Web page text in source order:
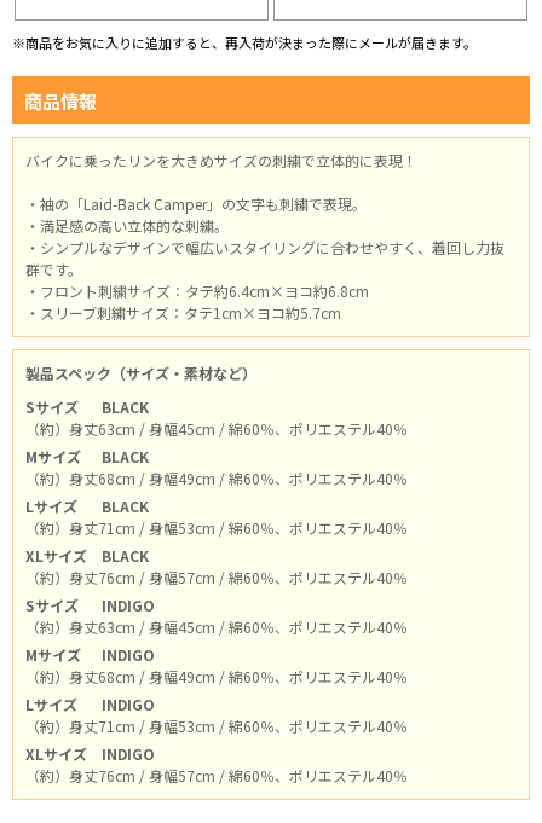
※商品をお気に入りに追加すると、再入荷が決まった際にメールが届きます。
商品情報
バイクに乗ったリンを大きめサイズの刺繍で立体的に表現！
・袖の「Laid-Back Camper」の文字も刺繍で表現。
・満足感の高い立体的な刺繍。
・シンプルなデザインで幅広いスタイリングに合わせやすく、着回し力抜
群です。
・フロント刺繍サイズ：タテ約6.4cm×ヨコ約6.8cm
・スリーブ刺繍サイズ：タテ1cm×ヨコ約5.7cm
製品スペック（サイズ・素材など）
Sサイズ
BLACK
（約）身丈63cm / 身幅45cm / 綿60％、ポリエステル40％
Mサイズ
BLACK
（約）身丈68cm / 身幅49cm / 綿60％、ポリエステル40％
Lサイズ
BLACK
（約）身丈71cm / 身幅53cm / 綿60％、ポリエステル40％
XLサイズ
BLACK
（約）身丈76cm / 身幅57cm / 綿60％、ポリエステル40％
Sサイズ
INDIGO
（約）身丈63cm / 身幅45cm / 綿60％、ポリエステル40％
Mサイズ
INDIGO
（約）身丈68cm / 身幅49cm / 綿60％、ポリエステル40％
Lサイズ
INDIGO
（約）身丈71cm / 身幅53cm / 綿60％、ポリエステル40％
XLサイズ
INDIGO
（約）身丈76cm / 身幅57cm / 綿60％、ポリエステル40％